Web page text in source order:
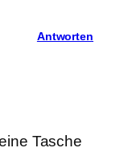
Antworten
Tasche